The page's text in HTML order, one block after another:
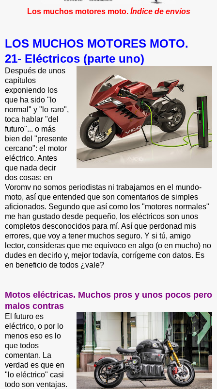
Los muchos motores moto. Índice de envíos
LOS MUCHOS MOTORES MOTO.
21- Eléctricos (parte uno)
Después de unos
capítulos
exponiendo los
que ha sido "lo
normal" y "lo raro",
toca hablar "del
futuro"... o más
bien del "presente
cercano": el motor
eléctrico. Antes
que nada decir
dos cosas: en
Voromv no somos periodistas ni trabajamos en el mundo-
moto, así que entended que son comentarios de simples
aficionados. Segundo que así como los "motores normales"
me han gustado desde pequeño, los eléctricos son unos
completos desconocidos para mí. Así que perdonad mis
errores, que voy a tener muchos seguro. Y si tú, amigo
lector, consideras que me equivoco en algo (o en mucho) no
dudes en decirlo y, mejor todavía, corrígeme con datos. Es
en beneficio de todos ¿vale?
Motos eléctricas. Muchos pros y unos pocos pero
malos contras
El futuro es
eléctrico, o por lo
menos eso es lo
que todos
comentan. La
verdad es que en
"lo eléctrico" casi
todo son ventajas.